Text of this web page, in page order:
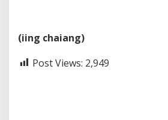
(iing chaiang)
Post Views: 2,949